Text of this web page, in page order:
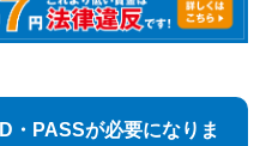
・PASSが必要になりま